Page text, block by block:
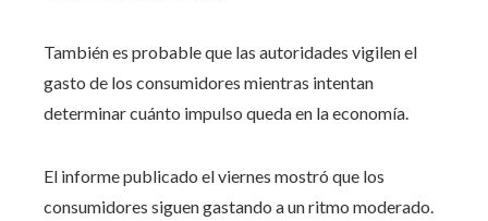
También es probable que las autoridades vigilen el
gasto de los consumidores mientras intentan
determinar cuánto impulso queda en la economía.
El informe publicado el viernes mostró que los
consumidores siguen gastando a un ritmo moderado.